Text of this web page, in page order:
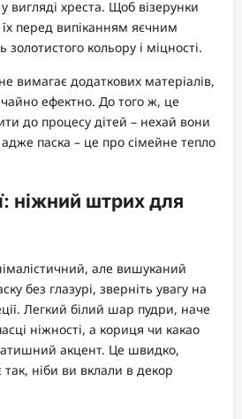
хреста. Щоб візерунки
перед випіканням яєчним
кольору і міцності.
вимагає додаткових матеріалів,
ефектно. До того ж, це
до процесу дітей – нехай вони
адже паска – це про сімейне тепло
ніжний штрих для
але вишуканий
без глазурі, зверніть увагу на
Легкий білий шар пудри, наче
ніжності, а кориця чи какао
акцент. Це швидко,
ніби ви вклали в декор